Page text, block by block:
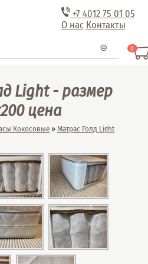
+7 401275 01 05
О нас Контакты
0
Light - размер
цена
Кокосовые » Матрас Голд Light